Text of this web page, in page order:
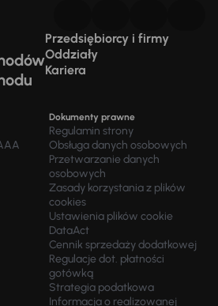
Przedsiębiorcy i firmy
Oddziały
Kariera
Dokumenty prawne
Regulamin strony
Obsługa danych osobowych
Przetwarzanie danych
osobowych
Zasady korzystania z plików
cookies
Ustawienia plików cookie
DataAct
Cennik sprzedaży dodatkowej
Regulacje dot. płatności
gotówką
Strategia podatkowa
Informacja o realizowanej